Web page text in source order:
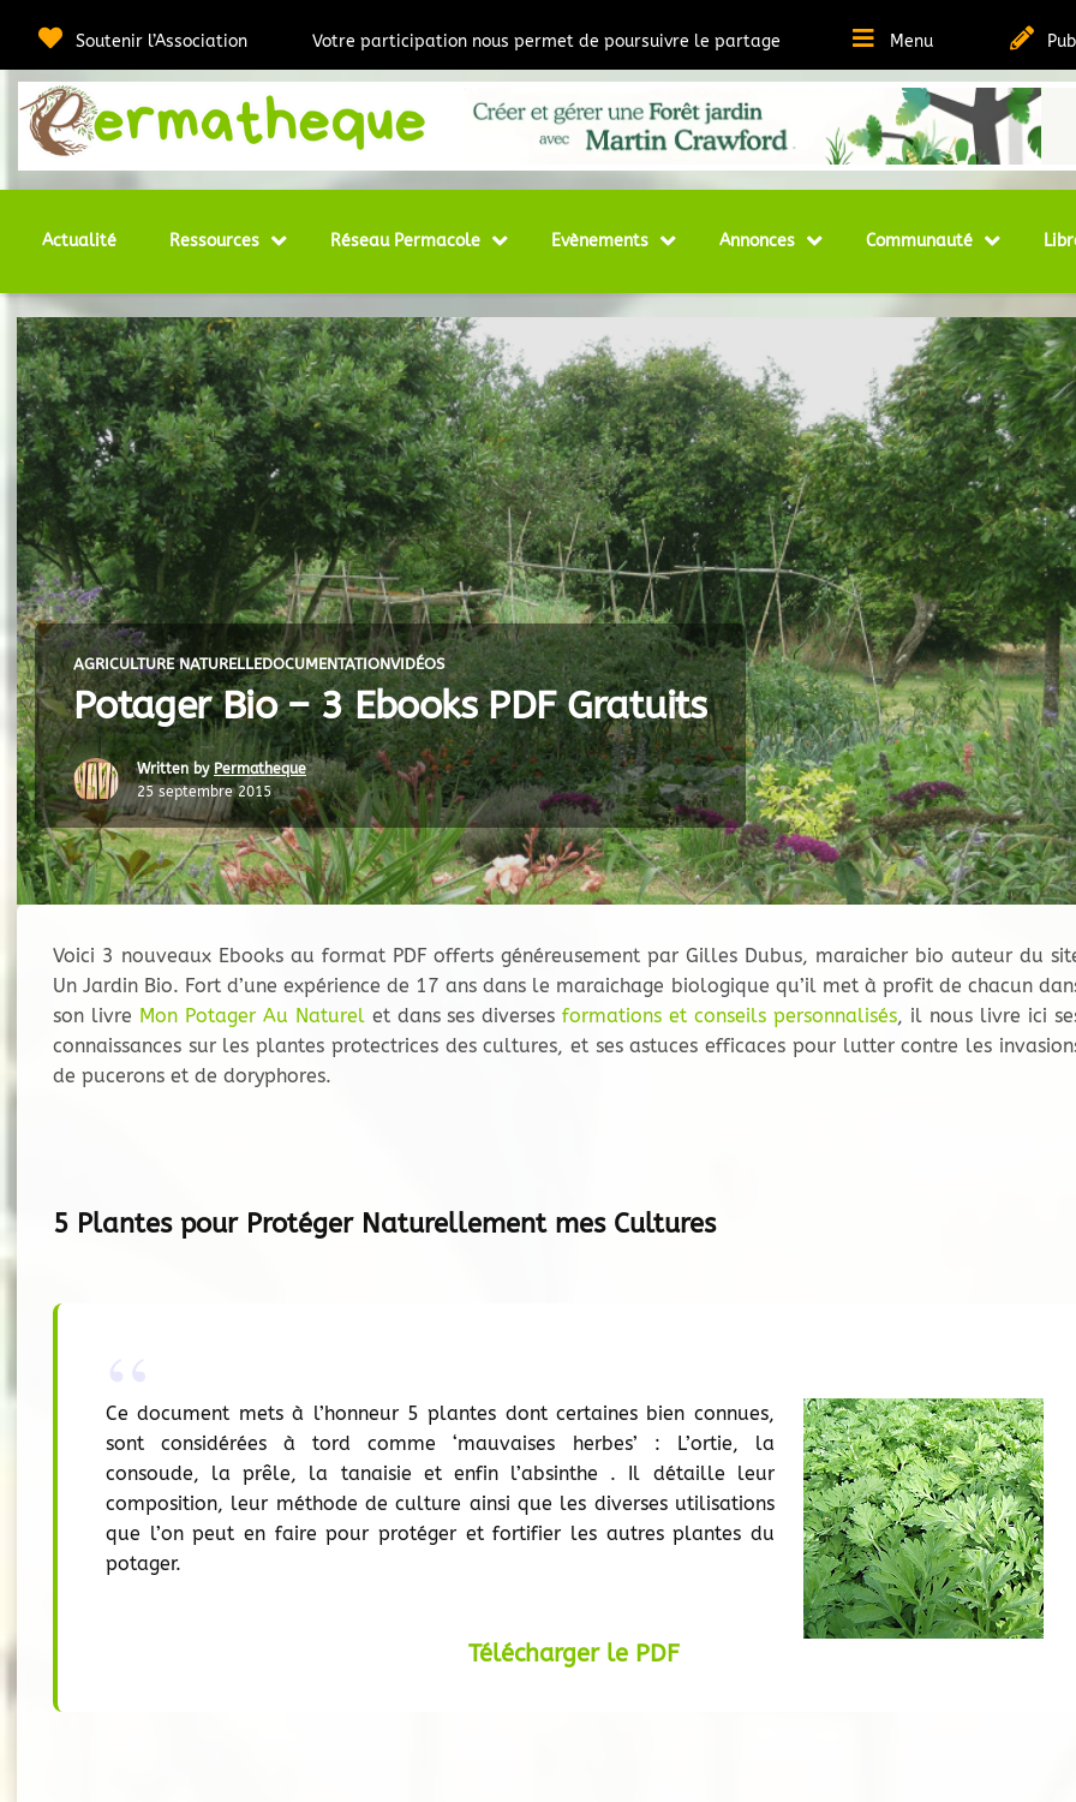
Soutenir l’Association Votre participation nous permet de poursuivre le partage Menu
Permatheque
Webmédia et Ressources sur la Permaculture
Actualité Ressources Réseau Permacole Evènements Annonces Communauté
AGRICULTURE NATURELLEDOCUMENTATIONVIDÉOS
Potager Bio – 3 Ebooks PDF Gratuits
Written byPermatheque
25 septembre 2015
Voici 3 nouveaux Ebooks au format PDF offerts généreusement par Gilles Dubus, maraicher bio auteur du
Un Jardin Bio. Fort d’une expérience de 17 ans dans le maraichage biologique qu’il met à profit de chacun
son livre Mon Potager Au Naturelet dans ses diversesformations et conseils personnalisés, il nous livre ici
connaissances sur les plantes protectrices des cultures, et ses astuces efficaces pour lutter contre les
de pucerons et de doryphores.
5 Plantes pour Protéger Naturellement mes Cultures
Ce document mets à l’honneur 5 plantes dont certaines bien connues,
sont considérées à tord comme ‘mauvaises herbes’ : L’ortie, la
consoude, la prêle, la tanaisie et enfin l’absinthe . Il détaille leur
composition, leur méthode de culture ainsi que les diverses utilisations
que l’on peut en faire pour protéger et fortifier les autres plantes du
potager.
Télécharger le PDF